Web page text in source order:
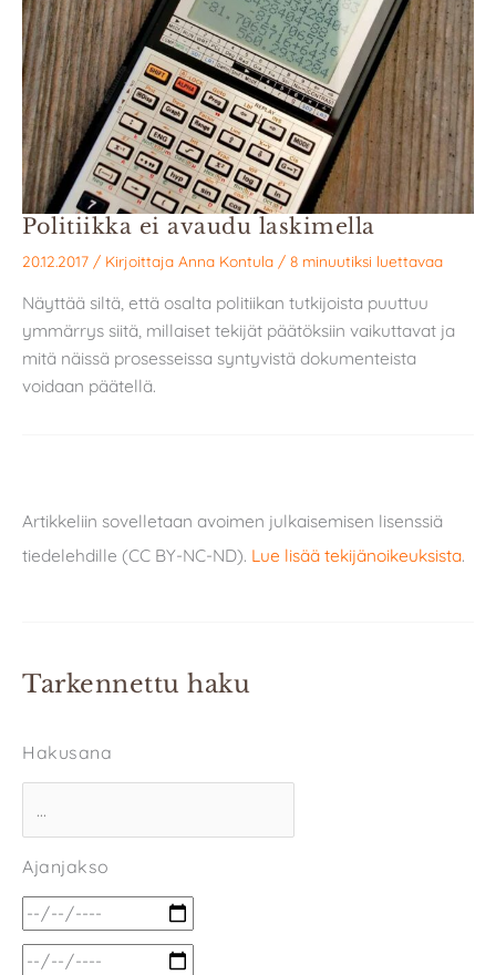
Politiikka ei avaudu laskimella
20.12.2017 / Kirjoittaja Anna Kontula / 8 minuutiksi luettavaa
Näyttää siltä, että osalta politiikan tutkijoista puuttuu
ymmärrys siitä, millaiset tekijät päätöksiin vaikuttavat ja
mitä näissä prosesseissa syntyvistä dokumenteista
voidaan päätellä.
Artikkeliin sovelletaan avoimen julkaisemisen lisenssiä
tiedelehdille (CC BY-NC-ND). Lue lisää tekijänoikeuksista.
Tarkennettu haku
Hakusana
Ajanjakso